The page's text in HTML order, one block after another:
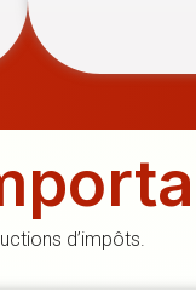
d’impôts.